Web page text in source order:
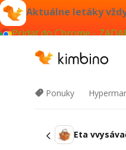
Aktuálne letáky
Pridať do Chrome -
Ponuky
Eta